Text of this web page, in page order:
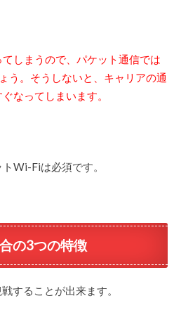
しまうので、パケット通信では
う。そうしないと、キャリアの通
なってしまいます。
Wi-Fiは必須です。
の3つの特徴
することが出来ます。